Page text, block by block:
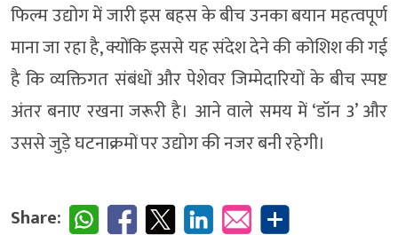
फिल्म उद्योग में जारी इस बहस के बीच उनका बयान महत्वपूर्ण
माना जा रहा है, क्योंकि इससे यह संदेश देने की कोशिश की गई
है कि व्यक्तिगत संबंधों और पेशेवर जिम्मेदारियों के बीच स्पष्ट
अंतर बनाए रखना जरूरी है। आने वाले समय में ‘डॉन 3’ और
उससे जुड़े घटनाक्रमों पर उद्योग की नजर बनी रहेगी।
Share: